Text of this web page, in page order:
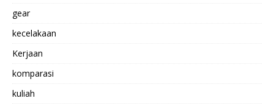
gear
kecelakaan
Kerjaan
komparasi
kuliah